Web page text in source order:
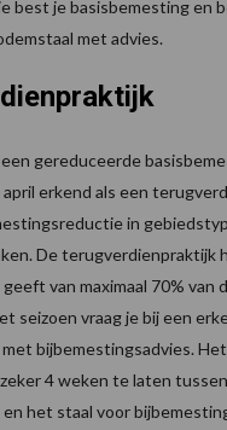
best je basisbemesting en
met advies.
gereduceerde
erkend als een
in
De terugverdienpraktijk
van maximaal 70% van
seizoen vraag je bij een
bijbemestingsadvies.
4 weken te laten
het staal voor